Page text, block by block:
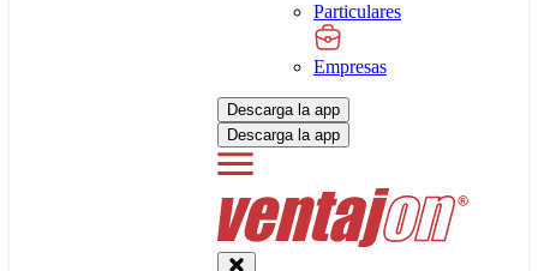
Particulares
Empresas
Descarga la app
Descarga la app